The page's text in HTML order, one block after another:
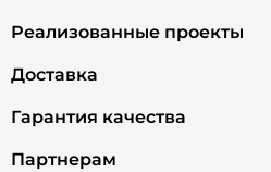
Реализованные проекты
Доставка
Гарантия качества
Партнерам